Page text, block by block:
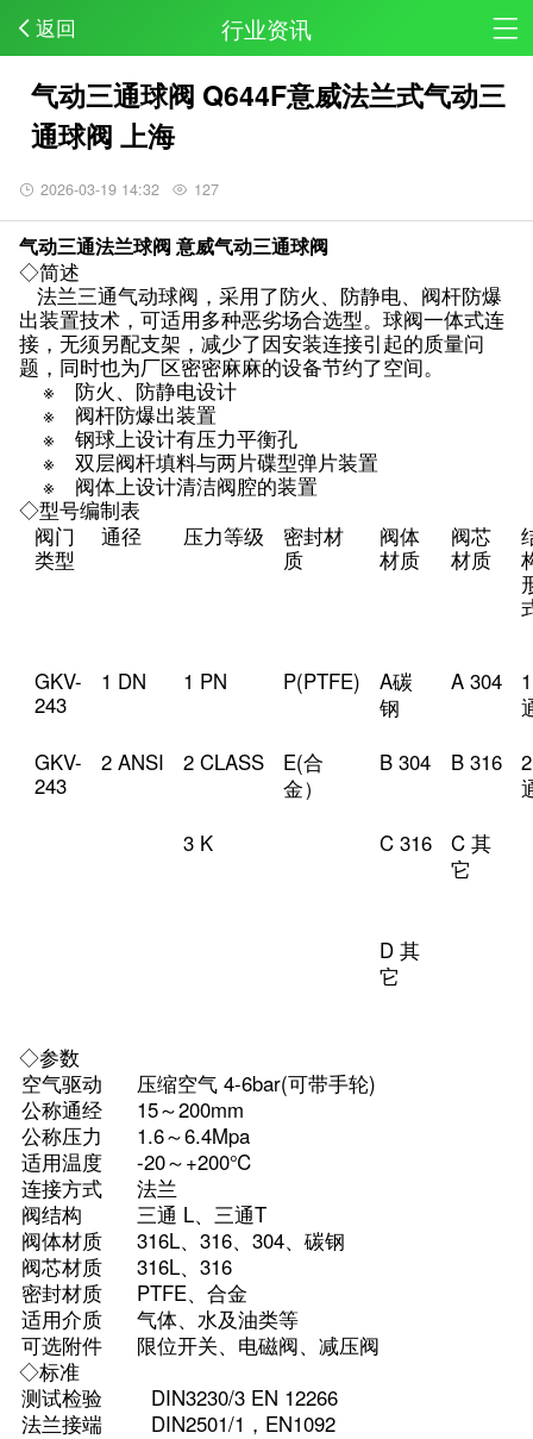
返回 行业资讯
气动三通球阀 Q644F意威法兰式气动三
通球阀 上海
2026-03-19 14:32 127
气动三通法兰球阀 意威气动三通球阀
◇简述
法兰三通气动球阀，采用了防火、防静电、阀杆防爆
出装置技术，可适用多种恶劣场合选型。球阀一体式连
接，无须另配支架，减少了因安装连接引起的质量问
题，同时也为厂区密密麻麻的设备节约了空间。
※ 防火、防静电设计
※ 阀杆防爆出装置
※ 钢球上设计有压力平衡孔
※ 双层阀杆填料与两片碟型弹片装置
※ 阀体上设计清洁阀腔的装置
◇型号编制表
阀门
类型
通径 压力等级
密封材
质
阀体
材质
阀芯
材质
GKV-
243
1 DN 1 PN P(PTFE) A碳
钢
A 304
GKV-
243
2 ANSI 2 CLASS E(合
金）
B 304 B 316
3 K C 316 C 其
它
D 其
它
◇参数
空气驱动
压缩空气 4-6bar(可带手轮)
公称通经
15～200mm
公称压力
1.6～6.4Mpa
适用温度
-20～+200℃
连接方式
法兰
阀结构
三通 L、三通T
阀体材质
316L、316、304、碳钢
阀芯材质
316L、316
密封材质
PTFE、合金
适用介质
气体、水及油类等
可选附件
限位开关、电磁阀、减压阀
◇标准
测试检验
DIN3230/3 EN 12266
法兰接端
DIN2501/1，EN1092